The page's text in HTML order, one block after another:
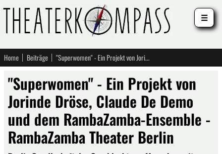
Home Beiträge "Superwomen" - Ein Projekt von Jorinde Dröse, Claude De Demo und dem RambaZamba-Ensemble - RambaZamba Theater Berlin
"Superwomen" - Ein Projekt von
Jorinde Dröse, Claude De Demo
und dem RambaZamba-Ensemble -
RambaZamba Theater Berlin
☰